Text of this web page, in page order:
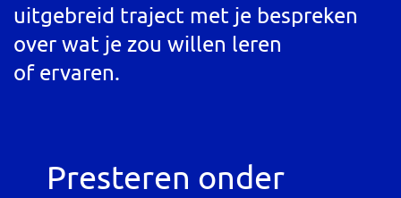
uitgebreid traject met je bespreken
over wat je zou willen leren
of ervaren.
Presteren onder